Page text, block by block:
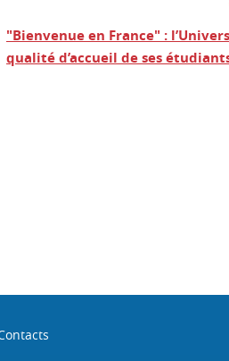
"Bienvenue en France" :
qualité d’accueil de ses